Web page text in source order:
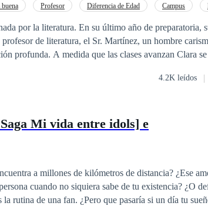
Profesor Diferencia de Edad Campus
por la literatura. En su último año de preparatoria,
de literatura, el Sr. Martínez, un hombre
profunda. A medida que las clases avanzan Clara
4.2K leídos
Mi vida entre idols] e
a millones de kilómetros de distancia? ¿Ese
cuando no siquiera sabe de tu existencia? ¿O